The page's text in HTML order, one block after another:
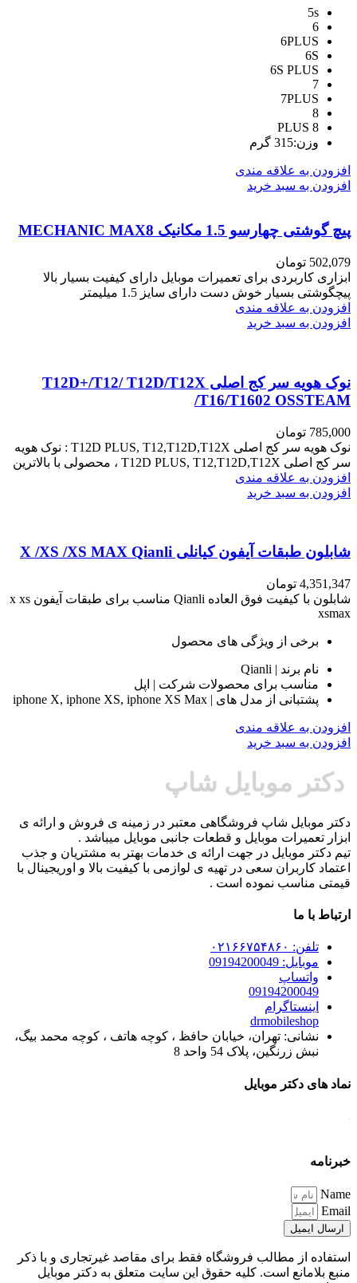
5s
6
6PLUS
6S
6S PLUS
7
7PLUS
8
8 PLUS
وزن:315 گرم
افزودن به علاقه مندی
افزودن به سبد خرید
پیچ گوشتی چهارسو 1.5 مکانیک MECHANIC MAX8
502,079 تومان
ابزاری کاربردی برای تعمیرات موبایل دارای کیفیت بسیار بالا
پیچگوشتی بسیار خوش دست دارای سایز 1.5 میلیمتر
افزودن به علاقه مندی
افزودن به سبد خرید
نوک هویه سر کج اصلی T12D+/T12/ T12D/T12X
/T16/T1602 OSSTEAM
785,000 تومان
نوک هویه سر کج اصلی T12D PLUS, T12,T12D,T12X : نوک هویه
سر کج اصلی T12D PLUS, T12,T12D,T12X ، محصولی با بالاترین
افزودن به علاقه مندی
افزودن به سبد خرید
شابلون طبقات آیفون کیانلی X /XS /XS MAX Qianli
4,351,347 تومان
شابلون با کیفیت فوق العاده Qianli مناسب برای طبقات آیفون x xs
xsmax
برخی از ویژگی های محصول
نام برند | Qianli
مناسب برای محصولات شرکت | اپل
پشتبانی از مدل های | iphone X, iphone XS, iphone XS Max
افزودن به علاقه مندی
افزودن به سبد خرید
دکتر موبایل شاپ
دکتر موبایل شاپ فروشگاهی معتبر در زمینه ی فروش و ارائه ی
ابزار تعمیرات موبایل و قطعات جانبی موبایل میباشد .
تیم دکتر موبایل در جهت ارائه ی خدمات بهتر به مشتریان و جذب
اعتماد کاربران سعی در تهیه ی لوازمی با کیفیت بالا و اوریجینال با
قیمتی مناسب نموده است .
ارتباط با ما
تلفن: ۰۲۱۶۶۷۵۴۸۶۰
موبایل: 09194200049
واتساپ
09194200049
اینستاگرام
drmobileshop
نشانی: تهران، خیابان حافظ ، کوچه هاتف ، کوچه محمد بیگ،
نبش زرنگین، پلاک 54 واحد 8
نماد های دکتر موبایل
خبرنامه
Name
Email
ارسال ایمیل
استفاده از مطالب فروشگاه فقط برای مقاصد غیرتجاری و با ذکر
منبع بلامانع است. کلیه حقوق این سایت متعلق به دکتر موبایل